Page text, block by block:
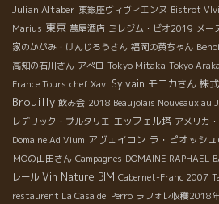
Julian Altaber 東銀座ヴィヴィエンヌ Bistrot
Marius 東京 萬屋酒店 ミレジム・ビオ2019 メー
家のかがみ・けんじろうさん 福岡の黄ちゃん
高知の石川さん アぺロ Tokyo Mitaka Tokyo
France Tours chef Xavi Sylvain モニカさん 株
Brouilly 飲み会 2018 Beaujolais Nouveaux au
レデリック・プルタリエ エッフェル塔 アメリカ
Domaine Ad Vium アヴェイロン ラ・ピオッシ
ＭОの山田さん Campagnes DOMAINE RAPHAEL
レール Vin Nature BIM Cabernet-Franc 2007
restaurent La Casa del Perro ラフォレ収穫2018